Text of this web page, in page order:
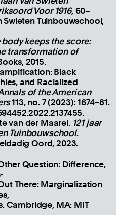
Voor 1916, 60–
Swieten Tuinbouwschool,
body keeps the score:
transformation of
2015.
Black
and Racialized
of the American
113, no. 7 (2023): 1674–81.
van der Maarel. 121 jaar
Tuinbouwschool.
Oord, 2023.
Question: Difference,
There: Marginalization
Cambridge, MA: MIT